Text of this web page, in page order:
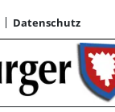
Datenschutz